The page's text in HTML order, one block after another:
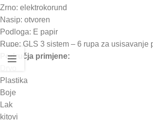
Zrno: elektrokorund
Nasip: otvoren
Podloga: E papir
Rupe: GLS 3 sistem – 6 rupa za
Područja primjene:
Plastika
Boje
Lak
kitovi